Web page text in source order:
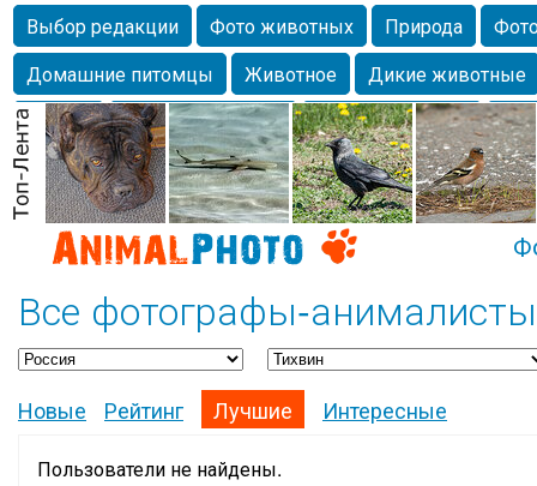
Выбор редакции Фото животных Природа
Домашние питомцы
Животное
Дикие животные
Собаки
Alexanderandronik Млекопитающие
Морда
Собачка Осень Портрет
Домашние
Насекомое
Коты Lebert Дикие птицы Утка
Все фотографы-
Новые Рейтинг Лучшие Интересные
Пользователи не найдены.